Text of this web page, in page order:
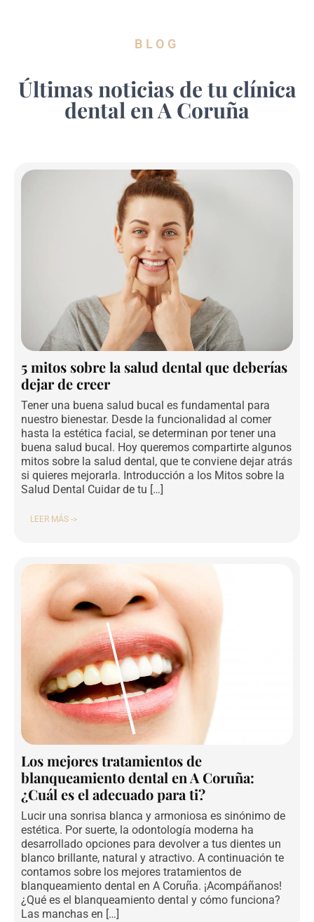
BLOG
Últimas noticias de tu clínica
dental en A Coruña
5 mitos sobre la salud dental que deberías
dejar de creer
Tener una buena salud bucal es fundamental para
nuestro bienestar. Desde la funcionalidad al comer
hasta la estética facial, se determinan por tener una
buena salud bucal. Hoy queremos compartirte algunos
mitos sobre la salud dental, que te conviene dejar atrás
si quieres mejorarla. Introducción a los Mitos sobre la
Salud Dental Cuidar de tu […]
LEER MÁS ->
Los mejores tratamientos de
blanqueamiento dental en A Coruña:
¿Cuál es el adecuado para ti?
Lucir una sonrisa blanca y armoniosa es sinónimo de
estética. Por suerte, la odontología moderna ha
desarrollado opciones para devolver a tus dientes un
blanco brillante, natural y atractivo. A continuación te
contamos sobre los mejores tratamientos de
blanqueamiento dental en A Coruña. ¡Acompáñanos!
¿Qué es el blanqueamiento dental y cómo funciona?
Las manchas en […]